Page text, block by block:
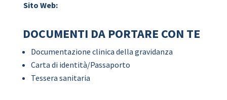
Sito Web:
DOCUMENTI DA PORTARE CON TE
Documentazione clinica della gravidanza
Carta di identità/Passaporto
Tessera sanitaria